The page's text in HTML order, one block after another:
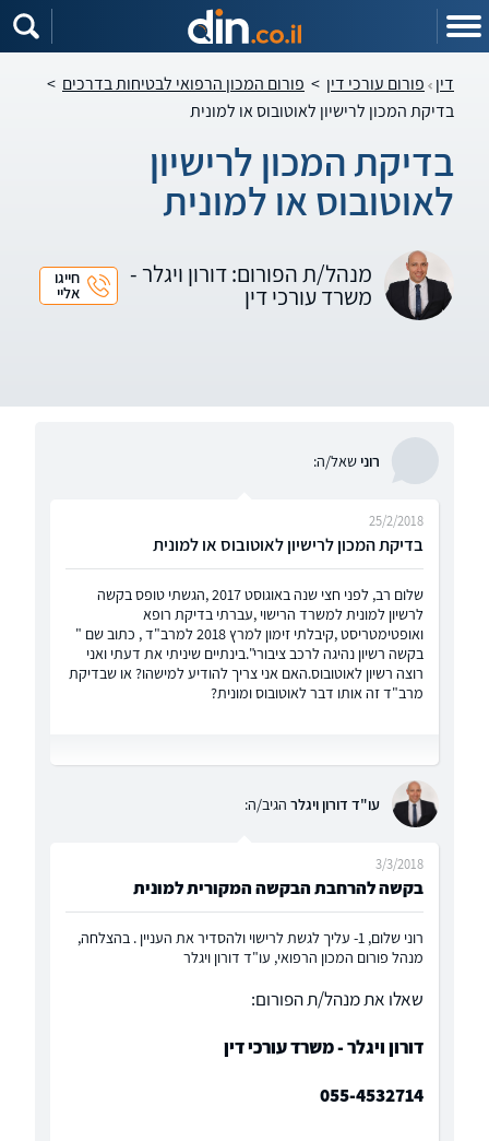
דין פורום עורכי דין > פורום המכון הרפואי לבטיחות בדרכים >
בדיקת המכון לרישיון לאוטובוס או למונית
בדיקת המכון לרישיון
לאוטובוס או למונית
מנהל/ת הפורום: דורון ויגלר -
משרד עורכי דין
חייגו
אליי
רונישאל/ה:
בדיקת המכון לרישיון לאוטובוס או למונית
25/2/2018
שלום רב, לפני חצי שנה באוגוסט 2017 ,הגשתי טופס בקשה
לרשיון למונית למשרד הרישוי ,עברתי בדיקת רופא
ואופטימטריסט ,קיבלתי זימון למרץ 2018 למרב"ד , כתוב שם "
בקשה רשיון נהיגה לרכב ציבורי".בינתיים שיניתי את דעתי ואני
רוצה רשיון לאוטובוס.האם אני צריך להודיע למישהו? או שבדיקת
מרב"ד זה אותו דבר לאוטובוס ומונית?
עו"ד דורון ויגלר הגיב/ה:
בקשה להרחבת הבקשה המקורית למונית
3/3/2018
רוני שלום, 1- עליך לגשת לרישוי ולהסדיר את העניין . בהצלחה,
מנהל פורום המכון הרפואי, עו"ד דורון ויגלר
שאלו את מנהל/ת הפורום:
דורון ויגלר - משרד עורכי דין
055-4532714